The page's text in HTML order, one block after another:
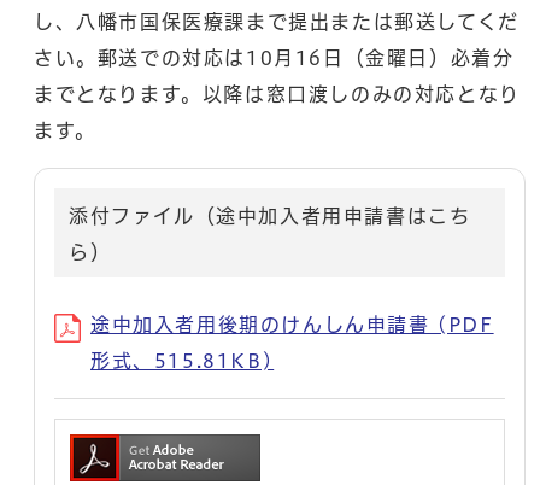
し、八幡市国保医療課まで提出または郵送してくだ
さい。郵送での対応は10月16日（金曜日）必着分
までとなります。以降は窓口渡しのみの対応となり
ます。
添付ファイル（途中加入者用申請書はこち
ら）
途中加入者用後期のけんしん申請書 (PDF
形式、515.81KB)